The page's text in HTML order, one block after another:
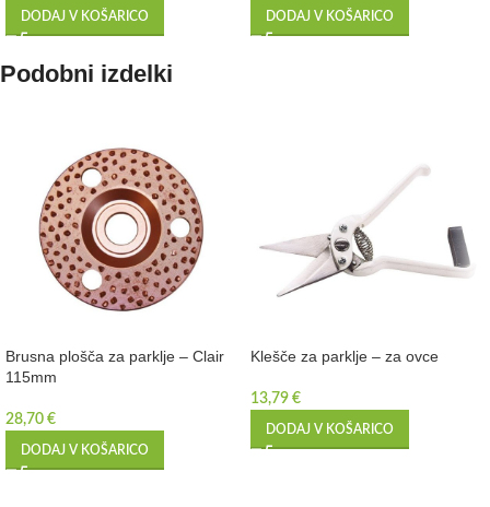
DODAJ V KOŠARICO DODAJ V KOŠARICO
Podobni izdelki
Brusna plošča za parklje – Clair
115mm
28,70 €
DODAJ V KOŠARICO
Klešče za parklje – za ovce
13,79 €
DODAJ V KOŠARICO